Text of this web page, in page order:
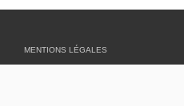
MENTIONS LÉGALES